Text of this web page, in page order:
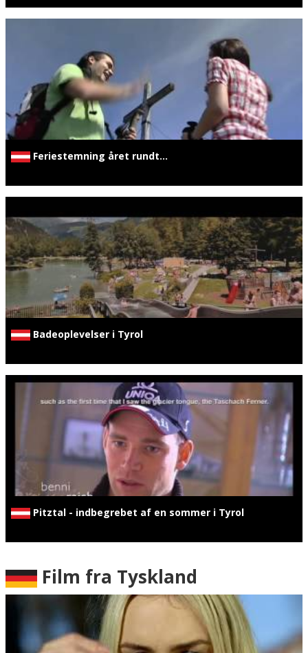
Feriestemning året rundt...
Badeoplevelser i Tyrol
Pitztal - indbegrebet af en sommer i Tyrol
Film fra Tyskland